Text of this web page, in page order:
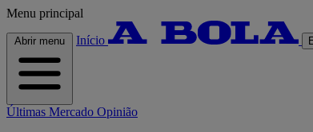
Menu principal
Abrir menu Início
Últimas Mercado Opinião